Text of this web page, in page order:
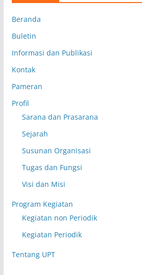
Beranda
Buletin
Informasi dan Publikasi
Kontak
Pameran
Profil
Sarana dan Prasarana
Sejarah
Susunan Organisasi
Tugas dan Fungsi
Visi dan Misi
Program Kegiatan
Kegiatan non Periodik
Kegiatan Periodik
Tentang UPT